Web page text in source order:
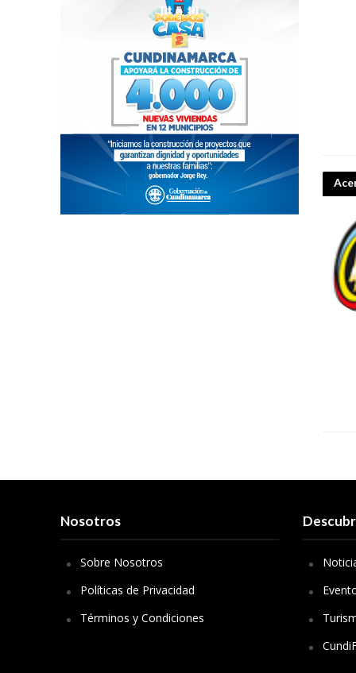
Nosotros
Sobre Nosotros
Políticas de Privacidad
Términos y Condiciones